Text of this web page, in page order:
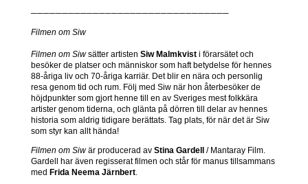
────────────────────────────────
Filmen om Siw
Filmen om Siwsätter artisten Siw Malmkvisti förarsätet och
besöker de platser och människor som haft betydelse för hennes
88-åriga liv och 70-åriga karriär. Det blir en nära och personlig
resa genom tid och rum. Följ med Siw när hon återbesöker de
höjdpunkter som gjort henne till en av Sveriges mest folkkära
artister genom tiderna, och glänta på dörren till delar av hennes
historia som aldrig tidigare berättats. Tag plats, för när det är Siw
som styr kan allt hända!
Filmen om Siwär producerad av Stina Gardell / Mantaray Film.
Gardell har även regisserat filmen och står för manus tillsammans
med Frida Neema Järnbert.